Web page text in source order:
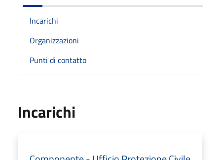
Incarichi
Organizzazioni
Punti di contatto
Incarichi